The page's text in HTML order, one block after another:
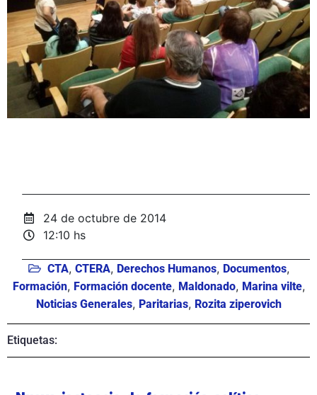
24 de octubre de 2014
12:10 hs
CTA, CTERA, Derechos Humanos, Documentos,
Formación, Formación docente, Maldonado, Marina vilte,
Noticias Generales, Paritarias, Rozita ziperovich
Etiquetas: